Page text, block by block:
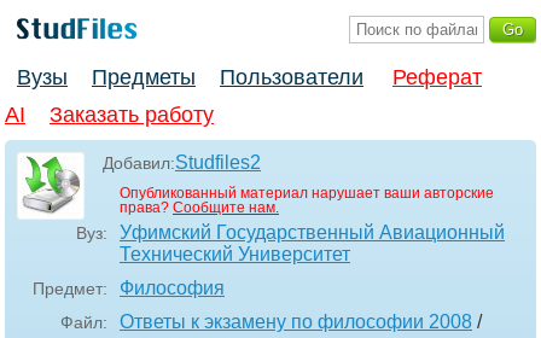
Вузы Предметы Пользователи
Реферат
AI
Заказать работу
Добавил:Studfiles2
Опубликованный материал нарушает ваши авторские
права? Сообщите нам.
Вуз:
Уфимский Государственный Авиационный
Технический Университет
Предмет: Философия
Файл: Ответы к экзамену по философии 2008 /